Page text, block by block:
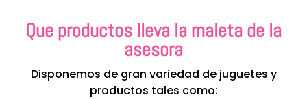
Que productos lleva la maleta de la
asesora
Disponemos de gran variedad de juguetes y
productos tales como: